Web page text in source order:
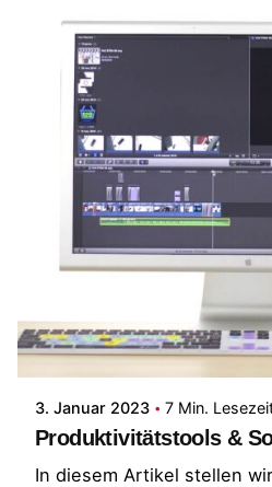
Posted by
Patrick
3. Januar 2023 7 Min.
Produktivitätstools &
In diesem Artikel stellen